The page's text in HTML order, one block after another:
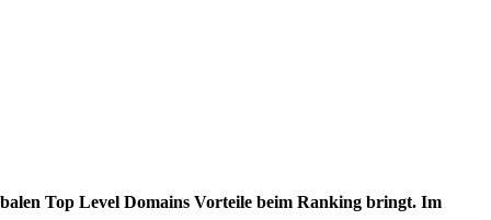
Top Level Domains Vorteile beim Ranking bringt. Im